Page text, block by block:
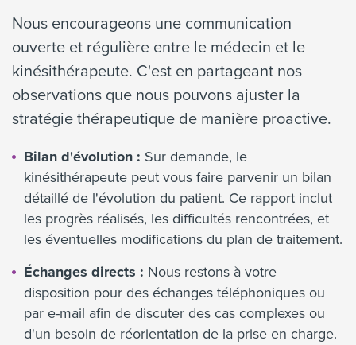
Nous encourageons une communication
ouverte et régulière entre le médecin et le
kinésithérapeute. C'est en partageant nos
observations que nous pouvons ajuster la
stratégie thérapeutique de manière proactive.
Bilan d'évolution : Sur demande, le
kinésithérapeute peut vous faire parvenir un bilan
détaillé de l'évolution du patient. Ce rapport inclut
les progrès réalisés, les difficultés rencontrées, et
les éventuelles modifications du plan de traitement.
Échanges directs : Nous restons à votre
disposition pour des échanges téléphoniques ou
par e-mail afin de discuter des cas complexes ou
d'un besoin de réorientation de la prise en charge.